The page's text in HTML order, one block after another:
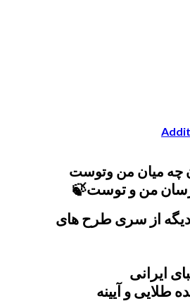
میان من وتوست
رسان من و توست🍃
از سری طرح های
ایرانی
طلایی و آیینه